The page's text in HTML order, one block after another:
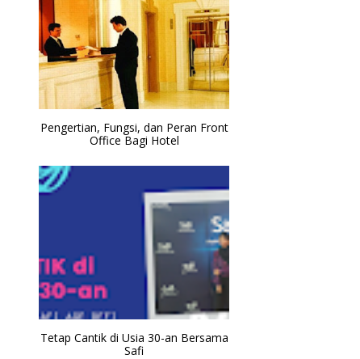
Pengertian, Fungsi, dan Peran Front
Office Bagi Hotel
Tetap Cantik di Usia 30-an Bersama
Safi